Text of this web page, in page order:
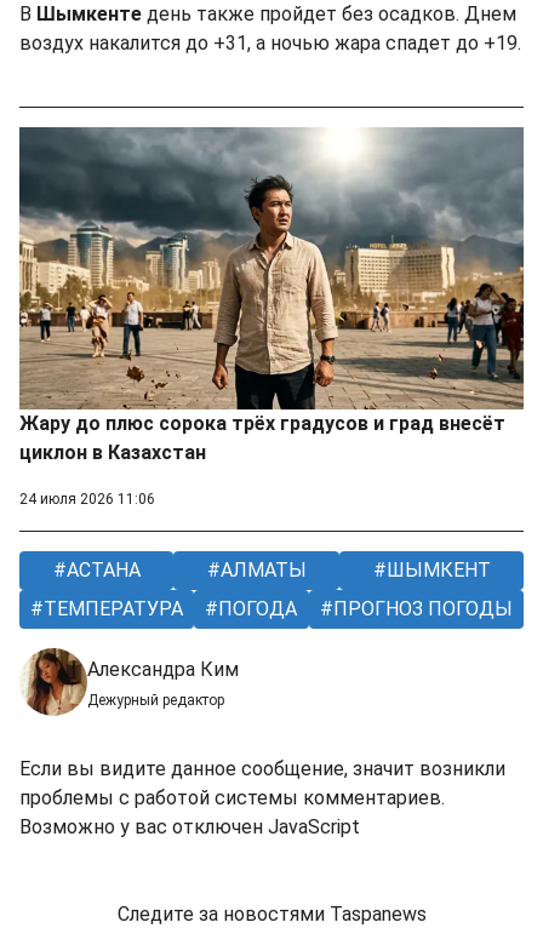
В Шымкенте день также пройдет без осадков. Днем
воздух накалится до +31, а ночью жара спадет до +19.
Жару до плюс сорока трёх градусов и град внесёт
циклон в Казахстан
24 июля 2026 11:06
АСТАНА АЛМАТЫ
ШЫМКЕНТ
ТЕМПЕРАТУРА
ПОГОДА ПРОГНОЗ ПОГОДЫ
Александра Ким
Дежурный редактор
Если вы видите данное сообщение, значит возникли
проблемы с работой системы комментариев.
Возможно у вас отключен JavaScript
Следите за новостями Taspanews